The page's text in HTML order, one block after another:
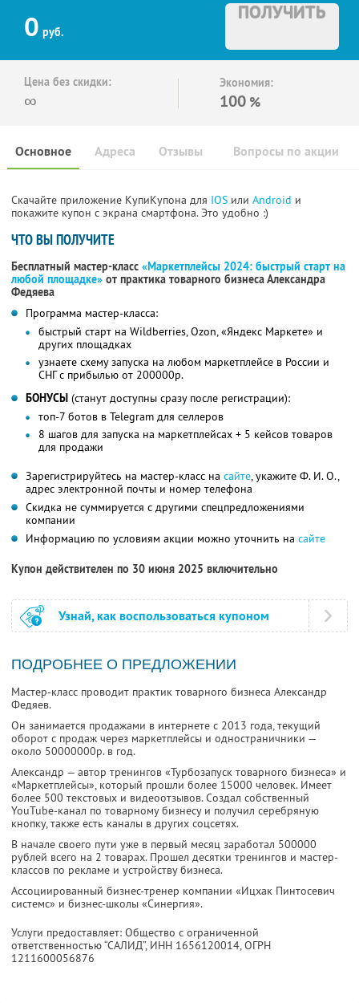
0 руб.
ПОЛУЧИТЬ
Цена без скидки:
∞
Экономия:
100 %
Основное Отзывы Вопросы по акции
Адреса
Скачайте приложение КупиКупона для IOS или Android и
покажите купон с экрана смартфона. Это удобно :)
ЧТО ВЫ ПОЛУЧИТЕ
Бесплатный мастер-класс «Маркетплейсы 2024: быстрый старт на
любой площадке» от практика товарного бизнеса Александра
Федяева
Программа мастер-класса:
быстрый старт на Wildberries, Ozon, «Яндекс Маркете» и
других площадках
узнаете схему запуска на любом маркетплейсе в России и
СНГ с прибылью от 200000р.
БОНУСЫ (станут доступны сразу после регистрации):
топ-7 ботов в Telegram для селлеров
8 шагов для запуска на маркетплейсах + 5 кейсов товаров
для продажи
Зарегистрируйтесь на мастер-класс на сайте, укажите Ф. И. О.,
адрес электронной почты и номер телефона
Скидка не суммируется с другими спецпредложениями
компании
Информацию по условиям акции можно уточнить на сайте
Купон действителен по 30 июня 2025 включительно
Узнай, как воспользоваться купоном
ПОДРОБНЕЕ О ПРЕДЛОЖЕНИИ
Мастер-класс проводит практик товарного бизнеса Александр
Федяев.
Он занимается продажами в интернете с 2013 года, текущий
оборот с продаж через маркетплейсы и одностраничники —
около 50000000р. в год.
Александр — автор тренингов «Турбозапуск товарного бизнеса» и
«Маркетплейсы», который прошли более 15000 человек. Имеет
более 500 текстовых и видеоотзывов. Создал собственный
YouTube-канал по товарному бизнесу и получил серебряную
кнопку, также есть каналы в других соцсетях.
В начале своего пути уже в первый месяц заработал 500000
рублей всего на 2 товарах. Прошел десятки тренингов и мастер-
классов по рекламе и устройству бизнеса.
Ассоциированный бизнес-тренер компании «Ицхак Пинтосевич
системс» и бизнес-школы «Синергия».
Услуги предоставляет: Общество с ограниченной
ответственностью “САЛИД”, ИНН 1656120014, ОГРН
1211600056876